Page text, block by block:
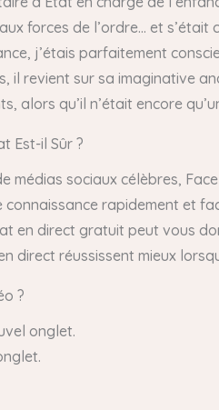
forces de l’ordre… et
j’étais parfaitement
il revient sur sa imaginative
alors qu’il n’était encore
Est-il Sûr ?
médias sociaux célèbres,
rapidement et
en direct gratuit peut vous
direct réussissent mieux
?
onglet.